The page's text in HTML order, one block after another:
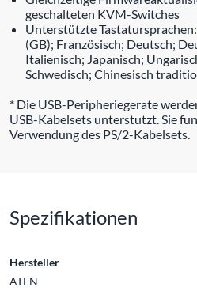
geschalteten KVM-Switches
Unterstützte Tastatursprachen:
(GB); Französisch; Deutsch;
Italienisch; Japanisch;
Schwedisch; Chinesisch
* Die USB-Peripheriegerate
USB-Kabelsets unterstutzt. Sie
Verwendung des PS/2-Kabelsets.
Spezifikationen
Hersteller
ATEN